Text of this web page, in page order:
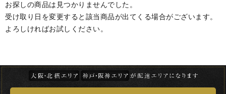
お探しの商品は見つかりませんでした。
受け取り日を変更すると該当商品が出てくる場合がございます。
よろしければお試しください。